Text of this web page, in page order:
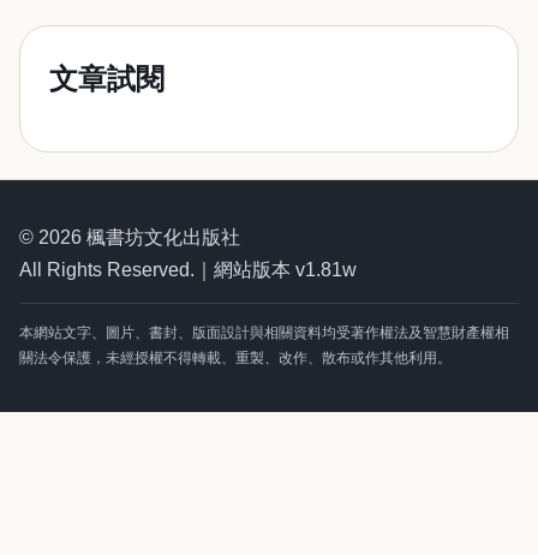
文章試閱
© 2026 楓書坊文化出版社
All Rights Reserved.｜網站版本 v1.81w
本網站文字、圖片、書封、版面設計與相關資料均受著作權法及智慧財產權相
關法令保護，未經授權不得轉載、重製、改作、散布或作其他利用。